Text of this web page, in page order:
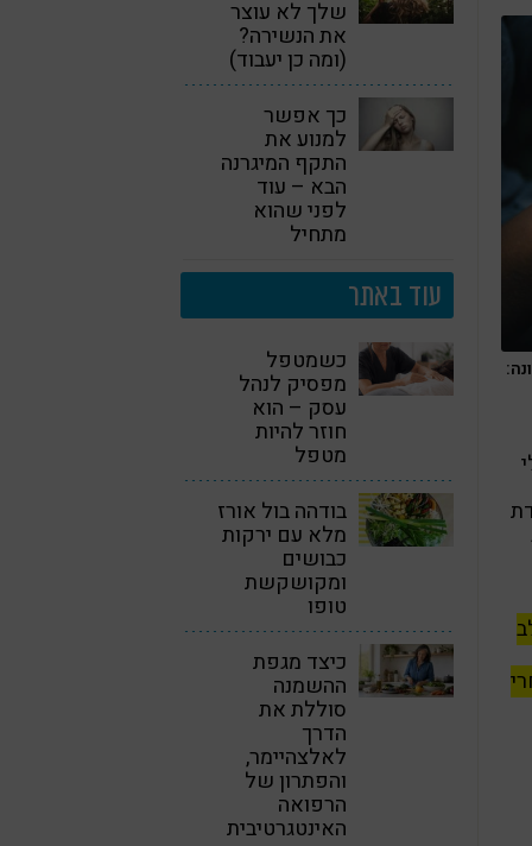
שלך לא עוצר
את הנשירה?
(ומה כן יעבוד)
כך אפשר
למנוע את
התקף המיגרנה
הבא – עוד
לפני שהוא
מתחיל
עוד באתר
כשמטפל
מפסיק לנהל
עסק – הוא
חוזר להיות
מטפל
בודהה בול אורז
מלא עם ירקות
כבושים
ומקושקשת
טופו
כיצד מגפת
ההשמנה
סוללת את
הדרך
לאלצהיימר,
והפתרון של
הרפואה
האינטגרטיבית